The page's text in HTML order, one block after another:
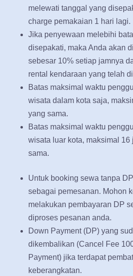
melewati tanggal yang
charge pemakaian 1 hari lagi.
Jika penyewaan melebihi
disepakati, maka Anda akan
sebesar 10% setiap jamnya
rental kendaraan yang telah
Batas maksimal waktu
wisata dalam kota saja,
yang sama.
Batas maksimal waktu
wisata luar kota, maksimal 16
sama.
Untuk booking sewa tanpa
sebagai pemesanan. Mohon
melakukan pembayaran DP
diproses pesanan anda.
Down Payment (DP) yang
dikembalikan (Cancel Fee
Payment) jika terdapat
keberangkatan.